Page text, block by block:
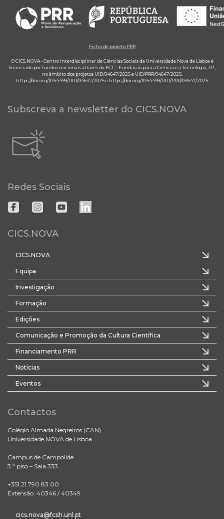
Ficha de projeto PRR
O CICS.NOVA - Centro Interdisciplinar de Ciências Sociais da Universidade Nova de Lisboa é
financiado por fundos nacionais através da FCT – Fundação para a Ciência e a Tecnologia, I.P.,
no âmbito dos projetos UID/04647/2025 e UID/PRR/04647/2025.
https://doi.org/10.54499/UID/04647/2025e https://doi.org/10.54499/UID/PRR/04647/2025
Subscreva a newsletter do CICS.NOVA
Redes Sociais
CICS.NOVA
CICS.NOVA
Equipa
Investigação
Formação
Edições
Comunicação e Promoção da Cultura Científica
Financiamento PRR
Notícias
Eventos
Contactos
Colégio Almada Negreiros (CAN)
Universidade NOVA de Lisboa
Campus de Campolide
3.º piso – Sala 333
+351 21 790 83 00
Extensão: 40346 / 40349
cics.nova@fcsh.unl.pt